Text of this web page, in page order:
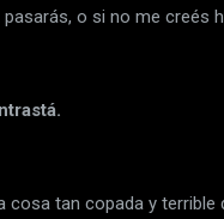
o si no me creés
cosa tan copada y